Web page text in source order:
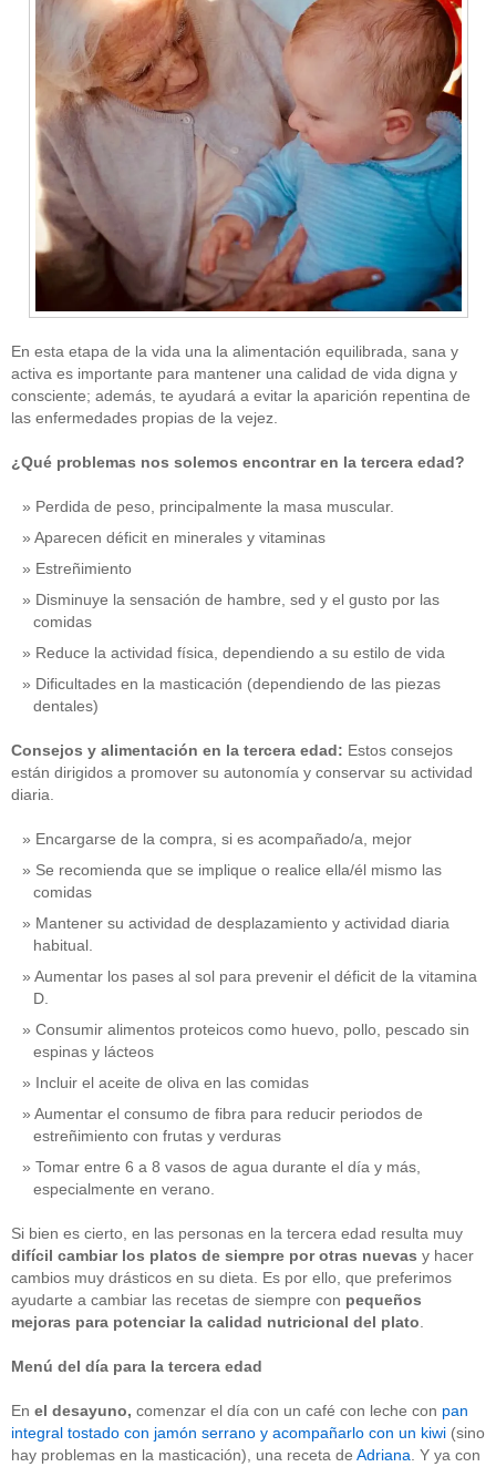
En esta etapa de la vida una la alimentación equilibrada, sana y
activa es importante para mantener una calidad de vida digna y
consciente; además, te ayudará a evitar la aparición repentina de
las enfermedades propias de la vejez.
¿Qué problemas nos solemos encontrar en la tercera edad?
Perdida de peso, principalmente la masa muscular.
Aparecen déficit en minerales y vitaminas
Estreñimiento
Disminuye la sensación de hambre, sed y el gusto por las
comidas
Reduce la actividad física, dependiendo a su estilo de vida
Dificultades en la masticación (dependiendo de las piezas
dentales)
Consejos y alimentación en la tercera edad: Estos consejos
están dirigidos a promover su autonomía y conservar su actividad
diaria.
Encargarse de la compra, si es acompañado/a, mejor
Se recomienda que se implique o realice ella/él mismo las
comidas
Mantener su actividad de desplazamiento y actividad diaria
habitual.
Aumentar los pases al sol para prevenir el déficit de la vitamina
D.
Consumir alimentos proteicos como huevo, pollo, pescado sin
espinas y lácteos
Incluir el aceite de oliva en las comidas
Aumentar el consumo de fibra para reducir periodos de
estreñimiento con frutas y verduras
Tomar entre 6 a 8 vasos de agua durante el día y más,
especialmente en verano.
Si bien es cierto, en las personas en la tercera edad resulta muy
difícil cambiar los platos de siempre por otras nuevas y hacer
cambios muy drásticos en su dieta. Es por ello, que preferimos
ayudarte a cambiar las recetas de siempre con pequeños
mejoras para potenciar la calidad nutricional del plato
Menú del día para la tercera edad
En el desayuno, comenzar el día con un café con leche con pan
integral tostado con jamón serrano y acompañarlo con un kiwi (sino
hay problemas en la masticación), una receta de Adriana . Y ya con